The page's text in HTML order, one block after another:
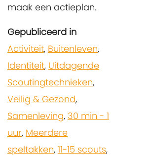
maak een actieplan.
Gepubliceerd in
Activiteit, Buitenleven,
Identiteit, Uitdagende
Scoutingtechnieken,
Veilig & Gezond,
Samenleving, 30 min - 1
uur, Meerdere
speltakken, 11-15 scouts,